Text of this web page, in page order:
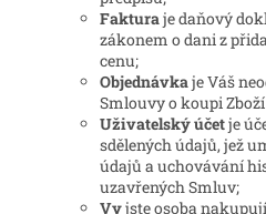
Fakturaje daňový
zákonem o dani z
cenu;
Objednávkaje Váš
Smlouvy o koupi
Uživatelský účetje
sdělených údajů, jež
údajů a uchovávání
uzavřených Smluv;
Vyjste osoba